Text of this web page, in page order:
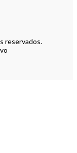
reservados.